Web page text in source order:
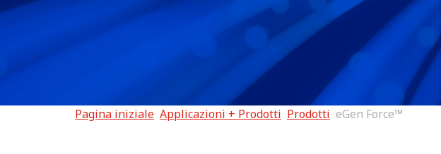
Pagina iniziale Applicazioni + Prodotti Prodotti eGen Force™